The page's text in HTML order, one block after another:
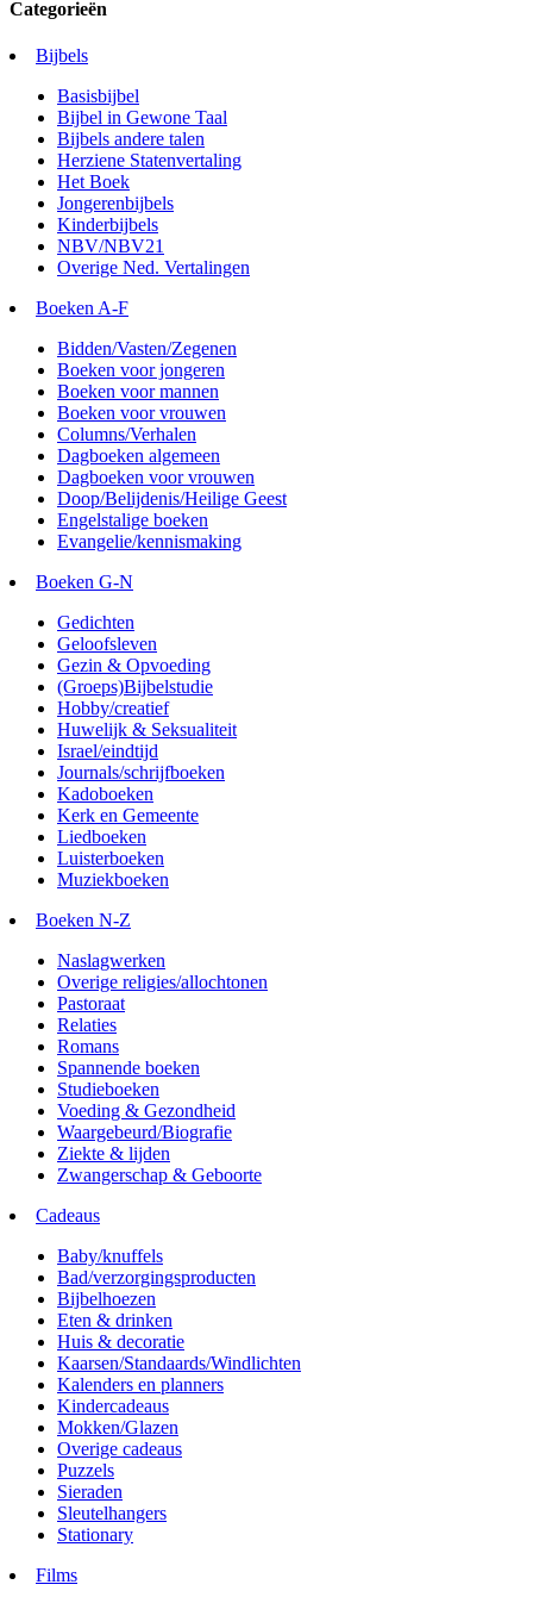
Categorieën
Bijbels
Basisbijbel
Bijbel in Gewone Taal
Bijbels andere talen
Herziene Statenvertaling
Het Boek
Jongerenbijbels
Kinderbijbels
NBV/NBV21
Overige Ned. Vertalingen
Boeken A-F
Bidden/Vasten/Zegenen
Boeken voor jongeren
Boeken voor mannen
Boeken voor vrouwen
Columns/Verhalen
Dagboeken algemeen
Dagboeken voor vrouwen
Doop/Belijdenis/Heilige Geest
Engelstalige boeken
Evangelie/kennismaking
Boeken G-N
Gedichten
Geloofsleven
Gezin & Opvoeding
(Groeps)Bijbelstudie
Hobby/creatief
Huwelijk & Seksualiteit
Israel/eindtijd
Journals/schrijfboeken
Kadoboeken
Kerk en Gemeente
Liedboeken
Luisterboeken
Muziekboeken
Boeken N-Z
Naslagwerken
Overige religies/allochtonen
Pastoraat
Relaties
Romans
Spannende boeken
Studieboeken
Voeding & Gezondheid
Waargebeurd/Biografie
Ziekte & lijden
Zwangerschap & Geboorte
Cadeaus
Baby/knuffels
Bad/verzorgingsproducten
Bijbelhoezen
Eten & drinken
Huis & decoratie
Kaarsen/Standaards/Windlichten
Kalenders en planners
Kindercadeaus
Mokken/Glazen
Overige cadeaus
Puzzels
Sieraden
Sleutelhangers
Stationary
Films